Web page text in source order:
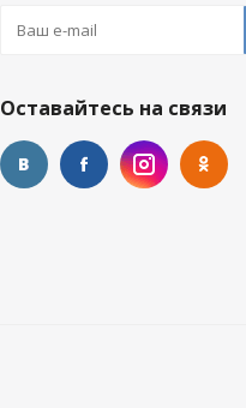
Оставайтесь на связи